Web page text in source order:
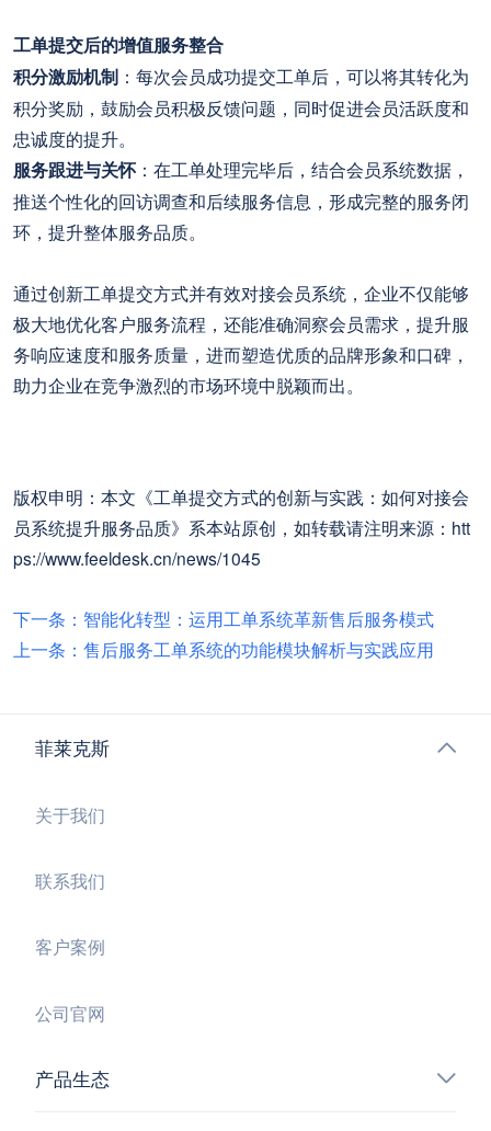
工单提交后的增值服务整合
积分激励机制 ：每次会员成功提交工单后，可以将其转化为
积分奖励，鼓励会员积极反馈问题，同时促进会员活跃度和
忠诚度的提升。
服务跟进与关怀 ：在工单处理完毕后，结合会员系统数据，
推送个性化的回访调查和后续服务信息，形成完整的服务闭
环，提升整体服务品质。
通过创新工单提交方式并有效对接会员系统，企业不仅能够
极大地优化客户服务流程，还能准确洞察会员需求，提升服
务响应速度和服务质量，进而塑造优质的品牌形象和口碑，
助力企业在竞争激烈的市场环境中脱颖而出。
版权申明：本文《工单提交方式的创新与实践：如何对接会
员系统提升服务品质》系本站原创，如转载请注明来源：htt
ps://www.feeldesk.cn/news/1045
下一条：智能化转型：运用工单系统革新售后服务模式
上一条：售后服务工单系统的功能模块解析与实践应用
菲莱克斯
关于我们
联系我们
客户案例
公司官网
产品生态